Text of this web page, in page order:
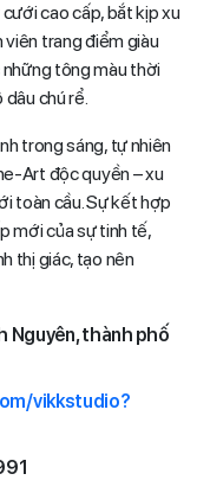
cao cấp, bắt kịp xu
trang điểm giàu
tông màu thời
chú rể.
trong sáng, tự nhiên
Art độc quyền – xu
toàn cầu. Sự kết hợp
mới của sự tinh tế,
thị giác, tạo nên
Nguyên, thành phố
vikkstudio?